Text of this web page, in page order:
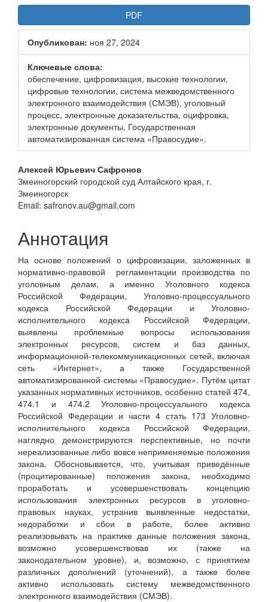
Статья
боковой
панели
PDF
Опубликован: ноя 27, 2024
Ключевые слова:
обеспечение, цифровизация, высокие технологии,
цифровые технологии, система межведомственного
электронного взаимодействия (СМЭВ), уголовный
процесс, электронные доказательства, оцифровка,
электронные документы, Государственная
автоматизированная система «Правосудие».
Основное
содержание
статьи
Алексей Юрьевич Сафронов
Змеиногорский городской суд Алтайского края, г.
Змеиногорск
Email: safronov.au@gmail.com
Аннотация
На основе положений о цифровизации, заложенных в
нормативно-правовой регламентации производства по
уголовным делам, а именно Уголовного кодекса
Российской Федерации, Уголовно-процессуального
кодекса Российской Федерации и Уголовно-
исполнительного кодекса Российской Федерации,
выявлены проблемные вопросы использования
электронных ресурсов, систем и баз данных,
информационной-телекоммуникационных сетей, включая
сеть «Интернет», а также Государственной
автоматизированной системы «Правосудие». Путём цитат
указанных нормативных источников, особенно статей 474,
474.1 и 474.2 Уголовно-процессуального кодекса
Российской Федерации и части 4 стать 173 Уголовно-
исполнительного кодекса Российской Федерации,
наглядно демонстрируются перспективные, но почти
нереализованные либо вовсе неприменяемые положения
закона. Обосновывается, что, учитывая приведённые
(процитированные) положения закона, необходимо
проработать и усовершенствовать концепцию
использования электронных ресурсов в уголовно-
правовых науках, устранив выявленные недостатки,
недоработки и сбои в работе, более активно
реализовывать на практике данные положения закона,
возможно усовершенствовав их (также на
законодательном уровне), и, возможно, с принятием
различных дополнений (уточнений), а также более
активно использовать систему межведомственного
электронного взаимодействия (СМЭВ).